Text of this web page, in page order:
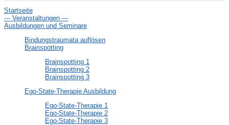
Startseite
--- Veranstaltungen ---
Ausbildungen und Seminare
Bindungstraumata auflösen
Brainspotting
Brainspotting 1
Brainspotting 2
Brainspotting 3
Ego-State-Therapie Ausbildung
Ego-State-Therapie 1
Ego-State-Therapie 2
Ego-State-Therapie 3